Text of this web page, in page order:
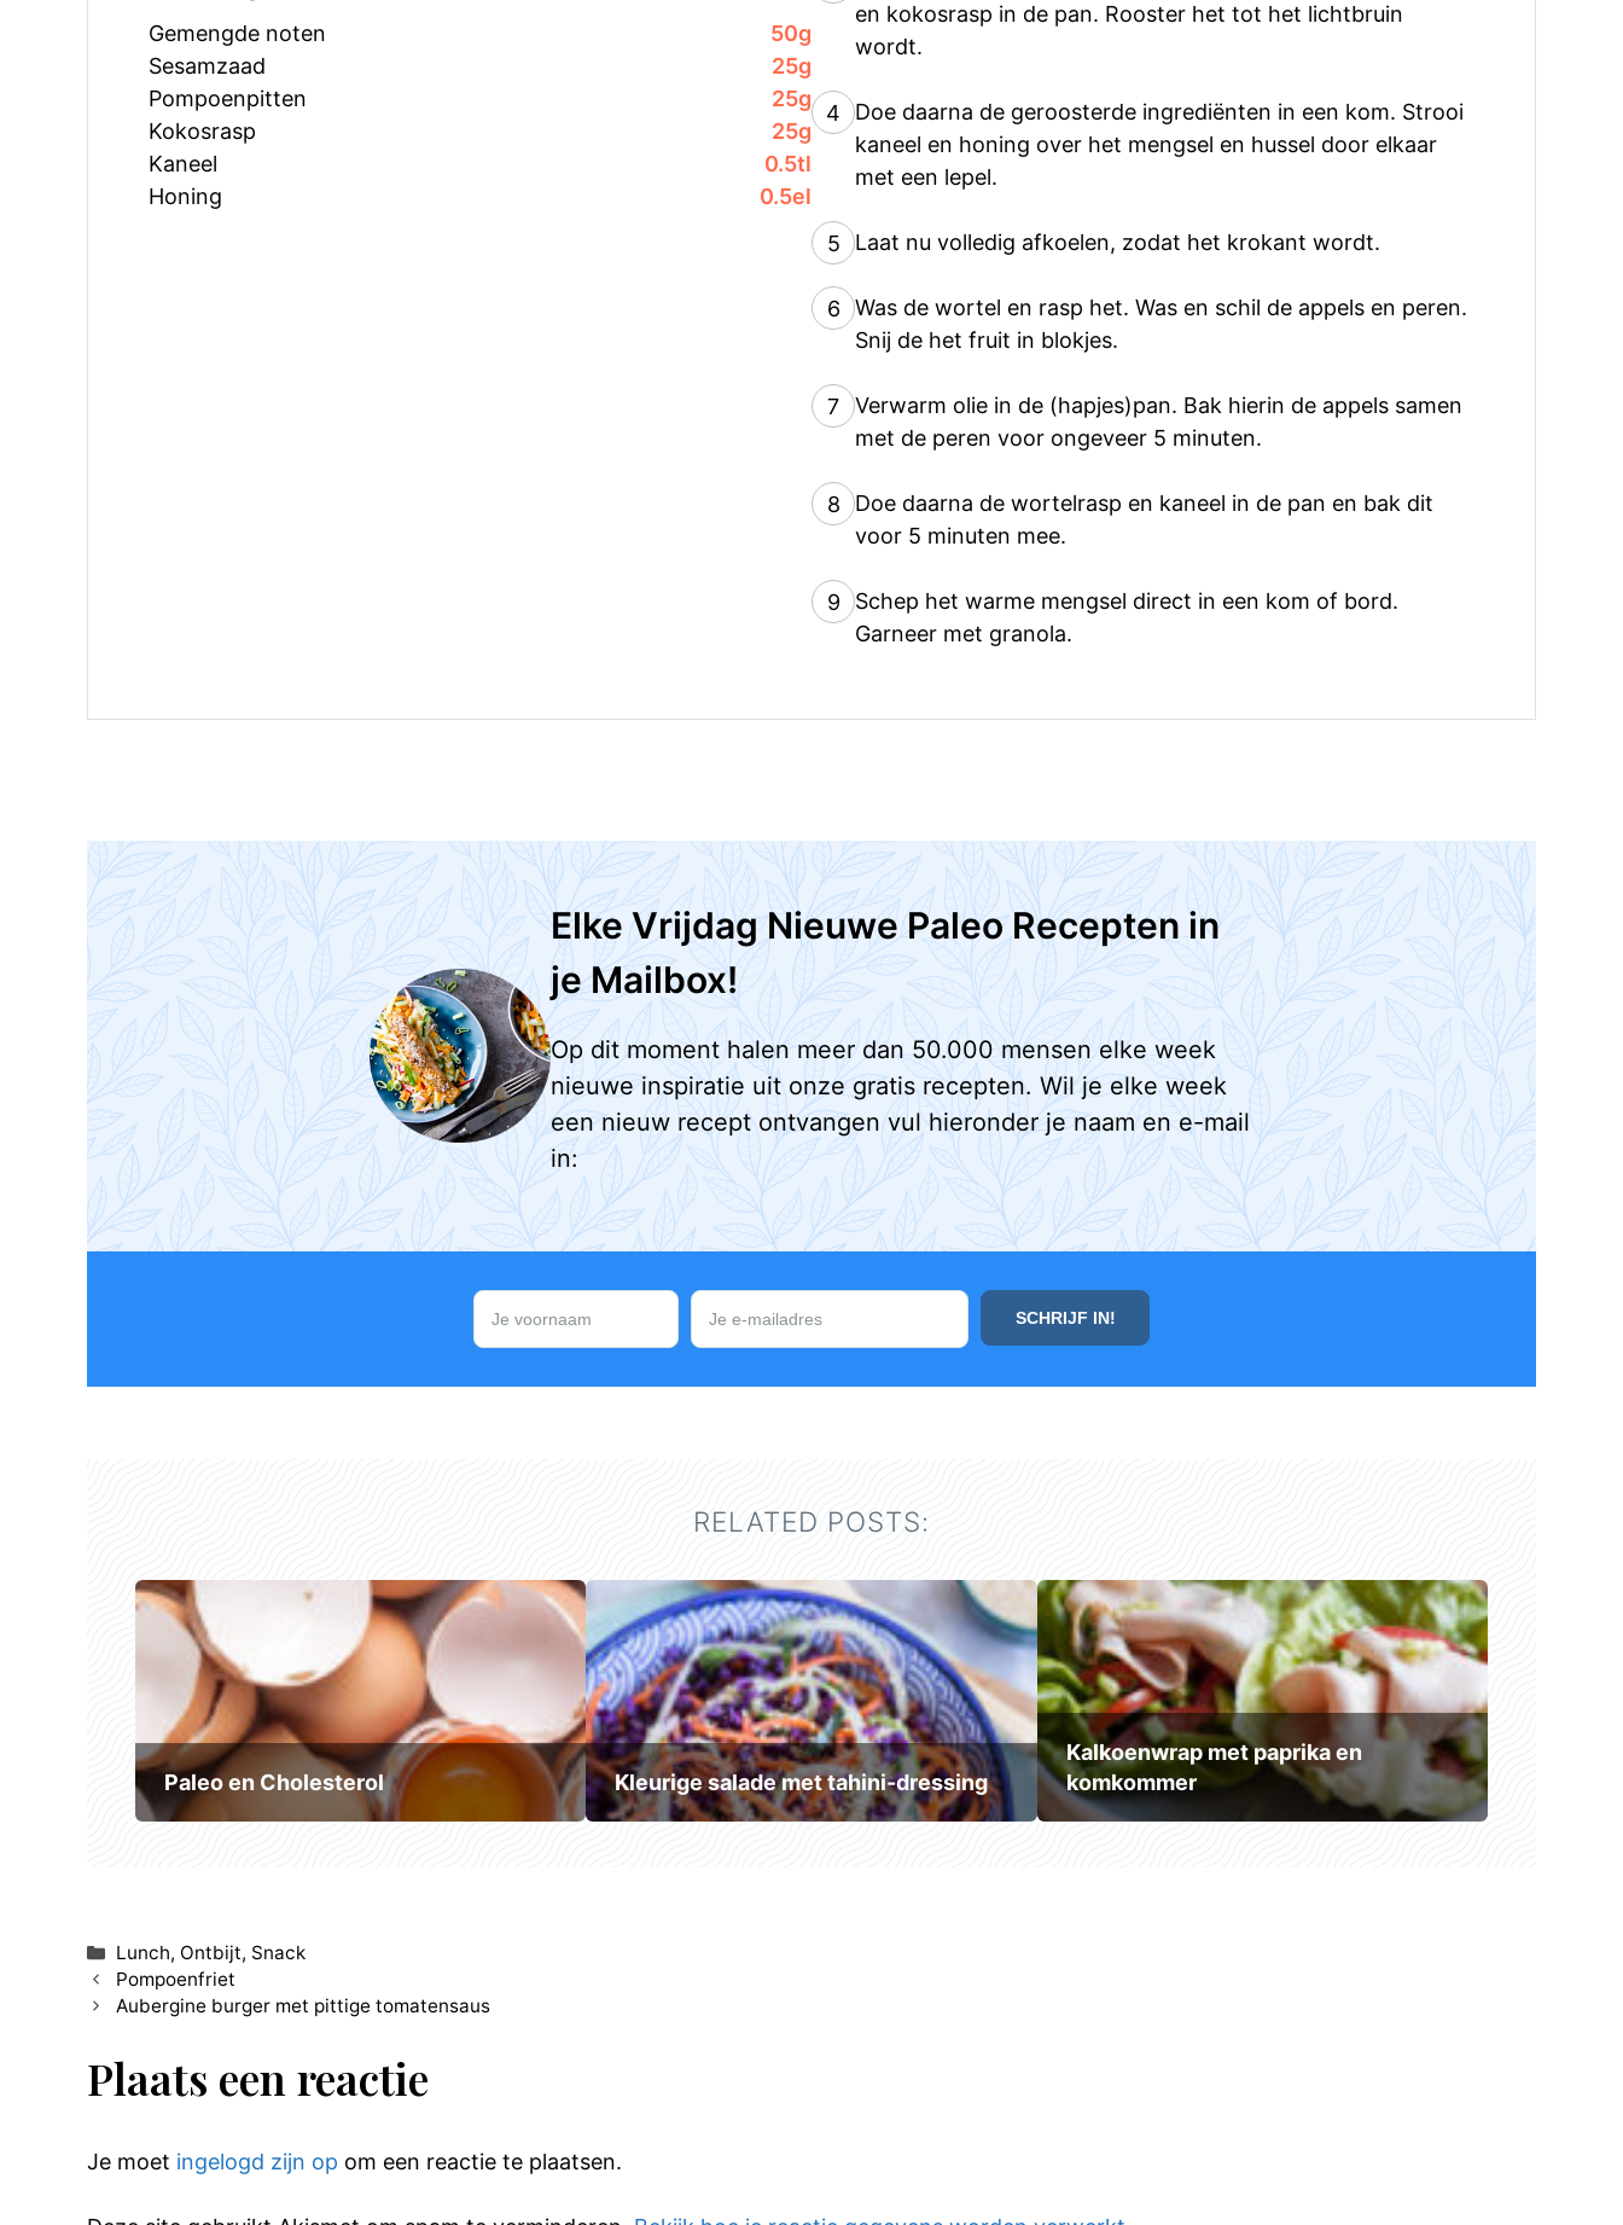
Gemengde noten 50g
Sesamzaad
25g
Pompoenpitten
25g
Kokosrasp
25g
Kaneel
0.5tl
Honing
0.5el
en kokosrasp in de pan. Rooster het tot het lichtbruin
wordt.
4
Doe daarna de geroosterde ingrediënten in een kom. Strooi
kaneel en honing over het mengsel en hussel door elkaar
met een lepel.
5 Laat nu volledig afkoelen, zodat het krokant wordt.
6
Was de wortel en rasp het. Was en schil de appels en peren.
Snij de het fruit in blokjes.
7
Verwarm olie in de (hapjes)pan. Bak hierin de appels samen
met de peren voor ongeveer 5 minuten.
8
Doe daarna de wortelrasp en kaneel in de pan en bak dit
voor 5 minuten mee.
9
Schep het warme mengsel direct in een kom of bord.
Garneer met granola.
Elke Vrijdag Nieuwe Paleo Recepten in
je Mailbox!
Op dit moment halen meer dan 50.000 mensen elke week
nieuwe inspiratie uit onze gratis recepten. Wil je elke week
een nieuw recept ontvangen vul hieronder je naam en e-mail
in:
RELATED POSTS:
Paleo en Cholesterol Kleurige salade met tahini-dressing
Kalkoenwrap met paprika en
komkommer
Categorieën
Lunch, Ontbijt, Snack
Pompoenfriet
Aubergine burger met pittige tomatensaus
Plaats een reactie
Je moet ingelogd zijn op om een reactie te plaatsen.